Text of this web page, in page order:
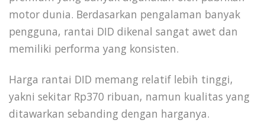
motor dunia. Berdasarkan pengalaman banyak
pengguna, rantai DID dikenal sangat awet dan
memiliki performa yang konsisten.
Harga rantai DID memang relatif lebih tinggi,
yakni sekitar Rp370 ribuan, namun kualitas yang
ditawarkan sebanding dengan harganya.